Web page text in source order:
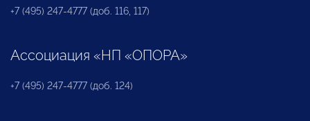
+7 (495) 247-4777 (доб. 116, 117)
Ассоциация «НП «ОПОРА»
+7 (495) 247-4777 (доб. 124)